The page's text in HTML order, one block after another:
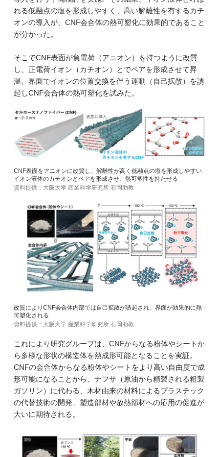
れる低融点の塩を形成しやすく、高い解離性を有するカチ
オンの導入が、CNF会合体の熱可塑化に効果的であること
が分かった。
そこでCNF表面が負電荷（アニオン）を持つように改質
し、正電荷イオン（カチオン）とでペアを形成させて昇
温、界面でイオンの位置交換を伴う運動（自己拡散）を誘
起しCNF会合体の熱可塑化を試みた。
CNF表面をアニオンに改質し、解離性が高く低融点の塩を形成しやすい
イオン液体のカチオンとペアを形成させ、熱可塑性を持たせる
資料提供：大阪大学 産業科学研究所 石岡助教
改質によりCNF会合体内部では自己拡散が誘起され、界面が効果的に熱
可塑化される
資料提供：大阪大学 産業科学研究所 石岡助教
これにより研究グループは、CNFからなる粉体やシートか
ら多様な形状の構造体を熱成形可能となることを実証。
CNFの会合体からなる粉体やシートをより高い自由度で成
形可能になることから、ナフサ（原油から精製される粗製
ガソリン）に代わる、木材由来の材料によるプラスチック
の代替技術の開発、塑造部材や放熱部材への応用の促進が
大いに期待される。